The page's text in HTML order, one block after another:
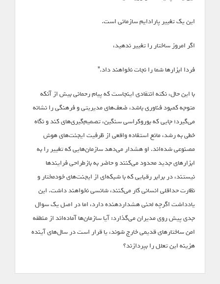
این یک تغییر پارادایم سازمانی است.
اگر امروز ساختار را تغییر ندهید،
فردا ابزارها شما را نجات نخواهند داد.”
با این حال، نکته انتقادی اینجاست که پیام رحمانی بیش از آنکه
متوجه کمبود فناوری باشد، ضعف‌های مدیریتی و فرهنگی را نشانه
می‌گیرد؛ جایی که بوروکراسی سنگین، تصمیم‌گیری‌های کند و نگاه
خطی به رشد، مانع استفاده واقعی از ظرفیت ایجنت‌های هوش
مصنوعی شده‌اند. او هشدار می‌دهد سازمان‌هایی که تغییر را به
ابزارهای جدید محدود می‌کنند و حاضر به بازطراحی فرایندها
نیستند، در برابر رقبایی که با شبکه‌ای از ایجنت‌های خودمختار و
نظارت حداقلی انسانی کار می‌کنند، شانسی نخواهند داشت. این
یادداشت اگرچه لحنی هشداردهنده دارد، اما در اصل یک سوال
جدی پیش روی مدیران می‌گذارد: آیا سازمان‌ها آماده‌اند از منطقه
امن ساختارهای قدیمی خارج شوند، یا قرار است در سال‌های آینده
هزینه این تعلل را بپردازند؟